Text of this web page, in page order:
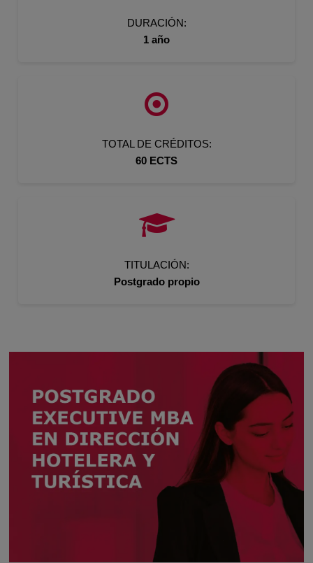
DURACIÓN:
1 año
TOTAL DE CRÉDITOS:
60 ECTS
TITULACIÓN:
Postgrado propio